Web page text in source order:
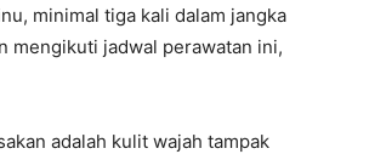
minimal tiga kali dalam jangka
mengikuti jadwal perawatan ini,
adalah kulit wajah tampak